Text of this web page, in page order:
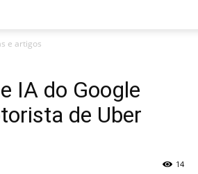
e artigos
IA do Google
de Uber
14